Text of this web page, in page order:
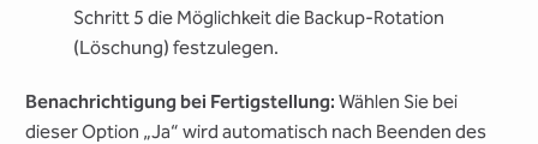
Schritt 5 die Möglichkeit die Backup-Rotation
(Löschung) festzulegen.
Benachrichtigung bei Fertigstellung: Wählen Sie bei
dieser Option „Ja“ wird automatisch nach Beenden des